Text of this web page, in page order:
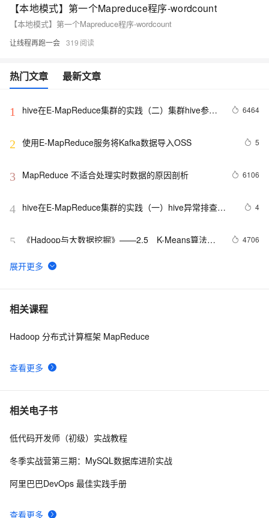
【本地模式】第一个Mapreduce程序-wordcount
【本地模式】第一个Mapreduce程序-wordcount
让线程再跑一会 319
热门文章 最新文章
1
hive在E-MapReduce集群的实践（二）集群hive参数
6464
2 使用E-MapReduce服务将Kafka数据导入OSS 5
3 MapReduce 不适合处理实时数据的原因剖析 6106
4 hive在E-MapReduce集群的实践（一）hive异常排查入
4
5
《Hadoop与大数据挖掘》——2.5　K-Means算法原
4706
6
开源深度学习库BigDL在阿里云E-MapReduce上的实
7 从MapReduce的执行来看如何优化MaxCompute（原
8 【Hadoop】（三）资源管理器 YARN 和分布式计算框架
9 阿里云E-MapReduce集群不同计算引擎sleep task使用笔
10
群、HDFS、MapReduce等），Hadoop怎么用？
相关课程
查看更多
Hadoop 分布式计算框架 MapReduce
相关电子书
查看更多
低代码开发师（初级）实战教程
冬季实战营第三期：MySQL数据库进阶实战
阿里巴巴DevOps 最佳实践手册